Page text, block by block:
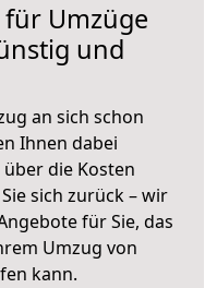
Umzüge
und
an sich schon
Ihnen dabei
die Kosten
sich zurück – wir
für Sie, das
Umzug von
kann.